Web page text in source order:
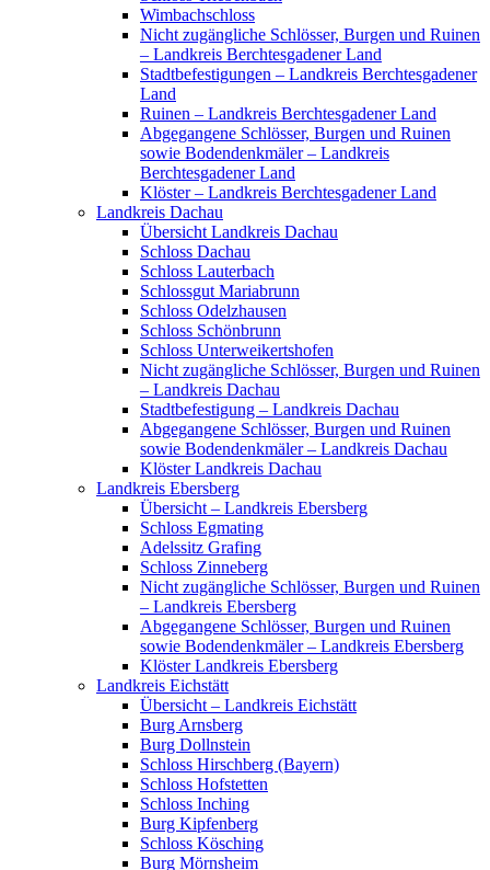
Wimbachschloss
Nicht zugängliche Schlösser, Burgen und Ruinen
– Landkreis Berchtesgadener Land
Stadtbefestigungen – Landkreis Berchtesgadener
Land
Ruinen – Landkreis Berchtesgadener Land
Abgegangene Schlösser, Burgen und Ruinen
sowie Bodendenkmäler – Landkreis
Berchtesgadener Land
Klöster – Landkreis Berchtesgadener Land
Landkreis Dachau
Übersicht Landkreis Dachau
Schloss Dachau
Schloss Lauterbach
Schlossgut Mariabrunn
Schloss Odelzhausen
Schloss Schönbrunn
Schloss Unterweikertshofen
Nicht zugängliche Schlösser, Burgen und Ruinen
– Landkreis Dachau
Stadtbefestigung – Landkreis Dachau
Abgegangene Schlösser, Burgen und Ruinen
sowie Bodendenkmäler – Landkreis Dachau
Klöster Landkreis Dachau
Landkreis Ebersberg
Übersicht – Landkreis Ebersberg
Schloss Egmating
Adelssitz Grafing
Schloss Zinneberg
Nicht zugängliche Schlösser, Burgen und Ruinen
– Landkreis Ebersberg
Abgegangene Schlösser, Burgen und Ruinen
sowie Bodendenkmäler – Landkreis Ebersberg
Klöster Landkreis Ebersberg
Landkreis Eichstätt
Übersicht – Landkreis Eichstätt
Burg Arnsberg
Burg Dollnstein
Schloss Hirschberg (Bayern)
Schloss Hofstetten
Schloss Inching
Burg Kipfenberg
Schloss Kösching
Burg Mörnsheim